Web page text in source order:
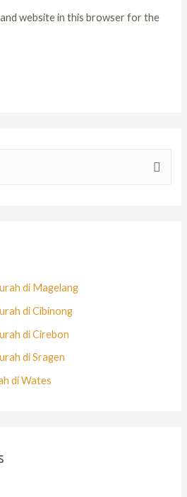
and website in this browser for the
di Magelang
di Cibinong
di Cirebon
di Sragen
di Wates